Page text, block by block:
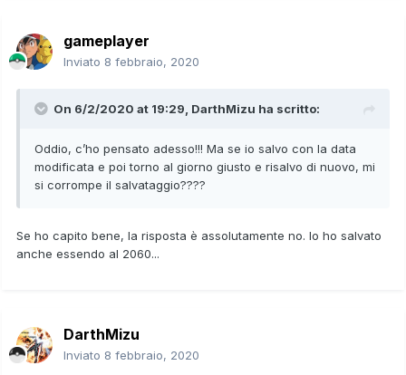
gameplayer
Inviato 8 febbraio, 2020
On 6/2/2020 at 19:29, DarthMizu ha scritto:
Oddio, c’ho pensato adesso!!! Ma se io salvo con la data
modificata e poi torno al giorno giusto e risalvo di nuovo, mi
si corrompe il salvataggio????
Se ho capito bene, la risposta è assolutamente no. Io ho salvato
anche essendo al 2060...
DarthMizu
Inviato 8 febbraio, 2020